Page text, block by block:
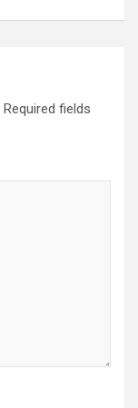
Required fields